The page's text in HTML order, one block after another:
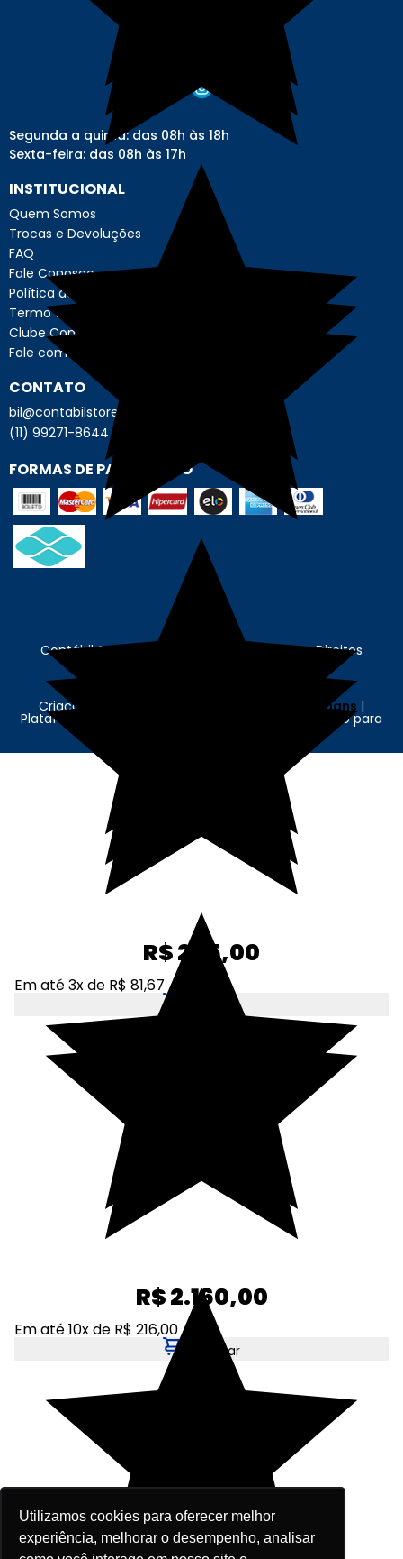
Utilizamos cookies para oferecer melhor
experiência, melhorar o desempenho, analisar
R$ 245,00
Em até 3x de R$ 81,67
Adicionar
R$ 2.160,00
Em até 10x de R$ 216,00
Adicionar
Segunda a quinta: das 08h às 18h
Sexta-feira: das 08h às 17h
INSTITUCIONAL
Quem Somos
Trocas e Devoluções
FAQ
Fale Conosco
Política de Privacidade
Termo de Uso - Usuário
Clube Contábil Store
Fale com o Encarregado de Dados
CONTATO
bil@contabilstore.org.br
(11) 99271-8644
FORMAS DE PAGAMENTO
Contábil Store - © Contábil Store. Todos os Direitos
Criação e Desenvolvimento Agência New Humans |
Plataforma - Tecnologia e Comunicação para